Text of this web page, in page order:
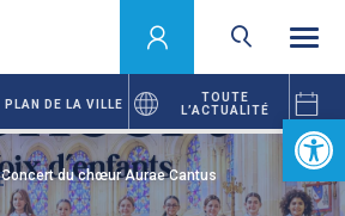
Ouvrir
PLAN DE LA VILLE
TOUTE
L’ACTUALITÉ
Concert du chœur Aurae Cantus